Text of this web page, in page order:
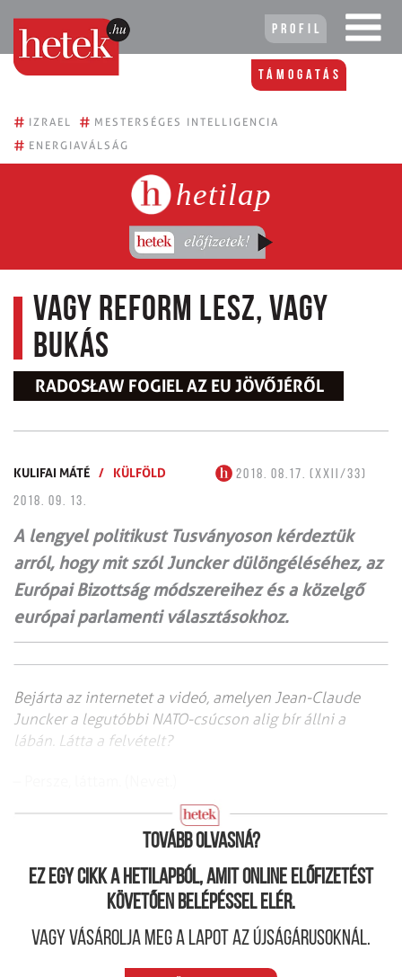
Profil
Támogatás
# IZRAEL # MESTERSÉGES INTELLIGENCIA
# ENERGIAVÁLSÁG
hetilap
Vagy reform lesz, vagy
bukás
RADOSŁAW FOGIEL AZ EU JÖVŐJÉRŐL
KULIFAI MÁTÉ / KÜLFÖLD
2018. 08.17. (XXII/33)
2018. 09. 13.
A lengyel politikust Tusványoson kérdeztük
arról, hogy mit szól Juncker dülöngéléséhez, az
Európai Bizottság módszereihez és a közelgő
európai parlamenti választásokhoz.
Bejárta az internetet a videó, amelyen Jean-Claude
Juncker a legutóbbi NATO-csúcson alig bír állni a
lábán. Látta a felvételt?
Tovább olvasná?
Ez egy cikk a hetilapból, amit online előfizetést
követően belépéssel elér.
Vagy vásárolja meg a lapot az újságárusoknál.